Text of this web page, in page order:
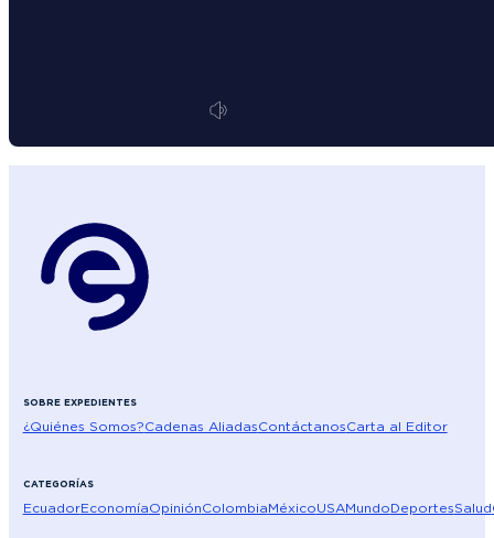
SOBRE EXPEDIENTES
¿Quiénes Somos?Cadenas AliadasContáctanosCarta al Editor
CATEGORÍAS
EcuadorEconomíaOpiniónColombiaMéxicoUSAMundoDeportesSalud